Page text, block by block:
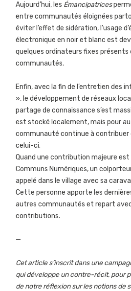
Aujourd’hui, les Émancipatrices
entre communautés éloignées
éviter l’effet de sidération, l’usage
électronique en noir et blanc est
quelques ordinateurs fixes présents
communautés.
Enfin, avec la fin de l’entretien des
», le développement de réseaux
partage de connaissance s’est
est stocké localement, mais pour
communauté continue à
celui-ci.
Quand une contribution majeure est
Communs Numériques, un
appelé dans le village avec sa
Cette personne apporte les
autres communautés et repart
contributions.
—
Cet article s’inscrit dans une
qui développe un contre-récit, pour
de notre réflexion sur les notions de